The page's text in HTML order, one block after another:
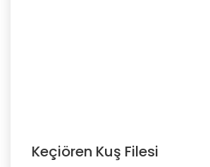
Keçiören Kuş Filesi